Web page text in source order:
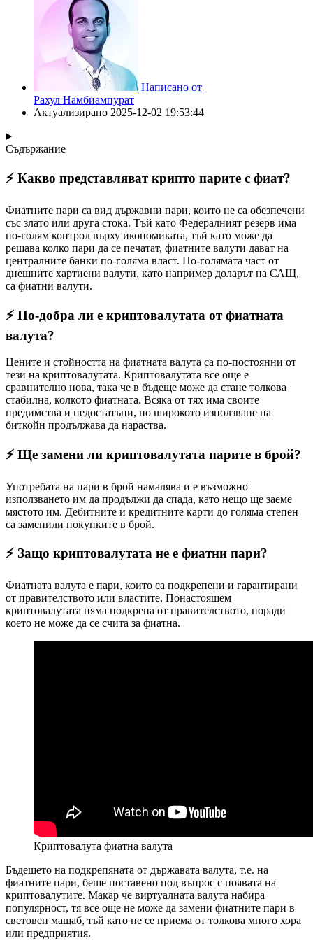
Написано от
Рахул Намбиампурат
Актуализирано 2025-12-02 19:53:44
Съдържание
⚡️ Какво представляват крипто парите с фиат?
Фиатните пари са вид държавни пари, които не са обезпечени
със злато или друга стока. Тъй като Федералният резерв има
по-голям контрол върху икономиката, тъй като може да
решава колко пари да се печатат, фиатните валути дават на
централните банки по-голяма власт. По-голямата част от
днешните хартиени валути, като например доларът на САЩ,
са фиатни валути.
⚡️ По-добра ли е криптовалутата от фиатната
валута?
Цените и стойността на фиатната валута са по-постоянни от
тези на криптовалутата. Криптовалутата все още е
сравнително нова, така че в бъдеще може да стане толкова
стабилна, колкото фиатната. Всяка от тях има своите
предимства и недостатъци, но широкото използване на
биткойн продължава да нараства.
⚡️ Ще замени ли криптовалутата парите в брой?
Употребата на пари в брой намалява и е възможно
използването им да продължи да спада, като нещо ще заеме
мястото им. Дебитните и кредитните карти до голяма степен
са заменили покупките в брой.
⚡️ Защо криптовалутата не е фиатни пари?
Фиатната валута е пари, които са подкрепени и гарантирани
от правителството или властите. Понастоящем
криптовалутата няма подкрепа от правителството, поради
което не може да се счита за фиатна.
Криптовалута фиатна валута
Бъдещето на подкрепяната от държавата валута, т.е. на
фиатните пари, беше поставено под въпрос с появата на
криптовалутите. Макар че виртуалната валута набира
популярност, тя все още не може да замени фиатните пари в
световен мащаб, тъй като не се приема от толкова много хора
или предприятия.